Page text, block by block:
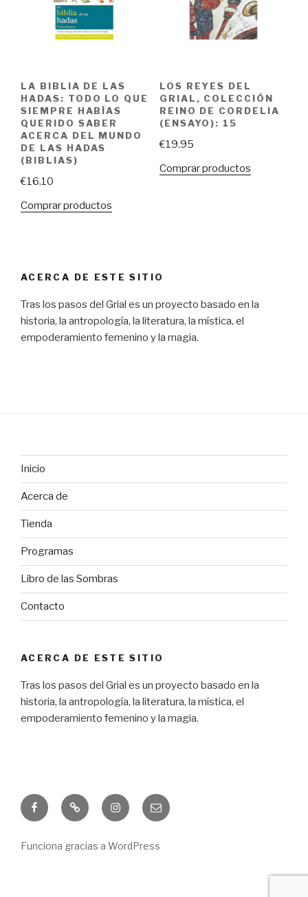
LA BIBLIA DE LAS
HADAS: TODO LO QUE
SIEMPRE HABÍAS
QUERIDO SABER
ACERCA DEL MUNDO
DE LAS HADAS
(BIBLIAS)
€16.10
Comprar productos
LOS REYES DEL
GRIAL, COLECCIÓN
REINO DE CORDELIA
(ENSAYO): 15
€19.95
Comprar productos
ACERCA DE ESTE SITIO
Tras los pasos del Grial es un proyecto basado en la
historia, la antropología, la literatura, la mística, el
empoderamiento femenino y la magia.
Inicio
Acerca de
Tienda
Programas
Libro de las Sombras
Contacto
ACERCA DE ESTE SITIO
Tras los pasos del Grial es un proyecto basado en la
historia, la antropología, la literatura, la mística, el
empoderamiento femenino y la magia.
FacebookFreebie InstagramCorreo
electrónico
Funciona gracias a WordPress